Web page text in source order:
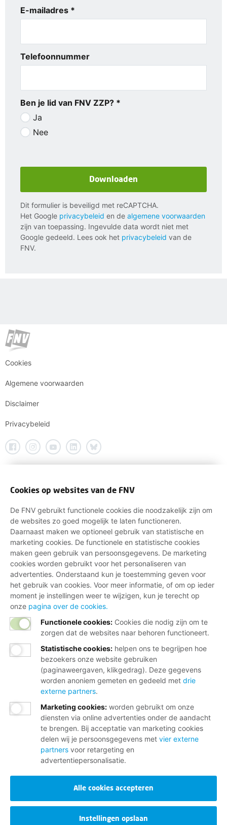
E-mailadres *
Telefoonnummer
Ben je lid van FNV ZZP? *
Ja
Nee
Dit formulier is beveiligd met reCAPTCHA.
Het Google privacybeleid en de algemene voorwaarden
zijn van toepassing. Ingevulde data wordt niet met
Google gedeeld. Lees ook het privacybeleid van de
FNV.
Downloaden
Cookies
Algemene voorwaarden
Disclaimer
Privacybeleid
Cookies op websites van de FNV
De FNV gebruikt functionele cookies die noodzakelijk zijn om
de websites zo goed mogelijk te laten functioneren.
Daarnaast maken we optioneel gebruik van statistische en
marketing cookies. De functionele en statistische cookies
maken geen gebruik van persoonsgegevens. De marketing
cookies worden gebruikt voor het personaliseren van
advertenties. Onderstaand kun je toestemming geven voor
het gebruik van cookies. Voor meer informatie, of om op ieder
moment je instellingen weer te wijzigen, kun je terecht op
onze pagina over de cookies.
Functionele cookies: Cookies die nodig zijn om te
zorgen dat de websites naar behoren functioneert.
Statistische cookies: helpen ons te begrijpen hoe
bezoekers onze website gebruiken
(paginaweergaven, klikgedrag). Deze gegevens
worden anoniem gemeten en gedeeld met drie
externe partners.
Marketing cookies: worden gebruikt om onze
diensten via online advertenties onder de aandacht
te brengen. Bij acceptatie van marketing cookies
delen wij je persoonsgegevens met vier externe
partners voor retargeting en
advertentiepersonalisatie.
Alle cookies accepteren
Instellingen opslaan